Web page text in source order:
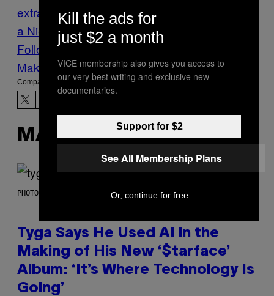
extrajudiciales mexico militares
a Nieto
peores periodistas
Follow Us On Discover
Make Us Preferred In Top Stories
Compartir:
MÁS DE LO MISMO
PHOTO BY AXELLE/BAUER-GRIFFIN/FILMMAGIC
Tyga Says He Used AI in the
Making of His New ‘$tarface’
Album: ‘It’s Where Technology Is
Going’
Kill the ads for
just $2 a month
VICE membership also gives you access to
our very best writing and exclusive new
documentaries.
Support for $2
See All Membership Plans
Or, continue for free